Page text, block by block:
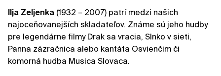
Ilja Zeljenka (1932 – 2007) patrí medzi našich
najoceňovanejších skladateľov. Známe sú jeho hudby
pre legendárne filmy Drak sa vracia, Slnko v sieti,
Panna zázračnica alebo kantáta Osvienčim či
komorná hudba Musica Slovaca.